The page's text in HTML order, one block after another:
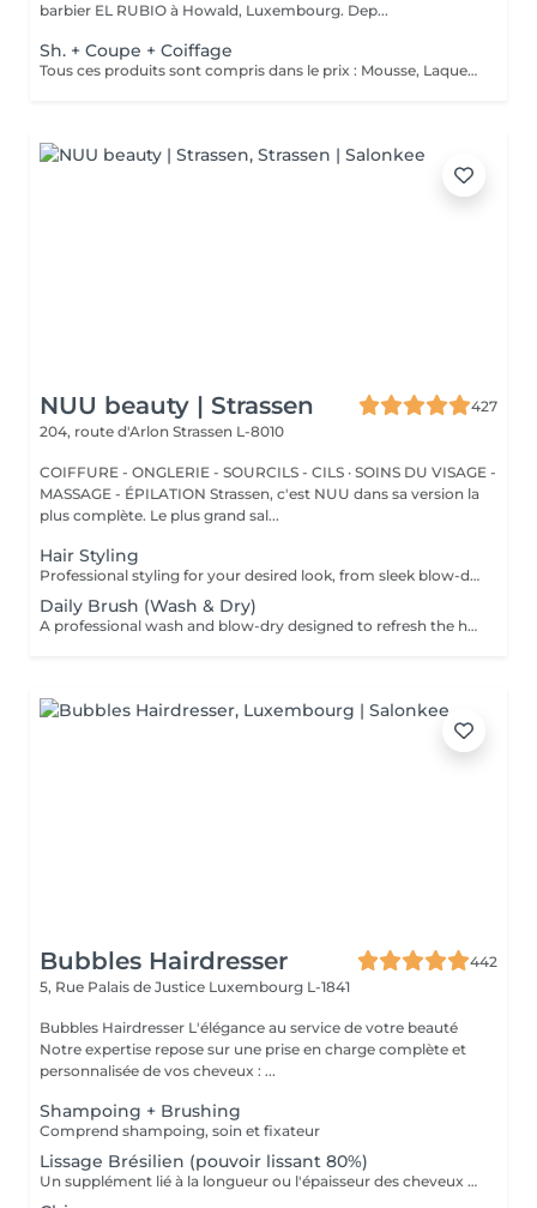
barbier EL RUBIO à Howald, Luxembourg. Dep...
Sh. + Coupe + Coiffage
Tous ces produits sont compris dans le prix : Mousse, Laque, Gel, Soin démêlant, Shampoing spécifique. Tous les produits que nous utilisons sont des produits de qualité professionnelle.
NUU beauty | Strassen
427
204, route d'Arlon Strassen L-8010
COIFFURE - ONGLERIE - SOURCILS - CILS · SOINS DU VISAGE -
MASSAGE - ÉPILATION Strassen, c'est NUU dans sa version la
plus complète. Le plus grand sal...
Hair Styling
Professional styling for your desired look, from sleek blow-dries to curls or waves. We start with a gentle wash in our comfortable Maletti chair, followed by blow-drying, straightening, or tonging. What we use: Dyson Pro tools that protect hair from excessive heat for a sleek finish. La Biosthétique products offer holistic care with natural ingredients for nourished hair and scalp. Brushes are sanitised via Sibel equipment to remove buildup and reduce bacteria for top hygiene. Simple, Moderate, Complex This grading reflects your hair's individual characteristics, such as texture, density, and length and is assessed by your hairdresser at the start of your visit. Not sure which to choose? We recommend booking Complex. The price will be adjusted after your consultation. Note: This is not related to the difficulty of haircuts or timing.
Daily Brush (Wash & Dry)
A professional wash and blow-dry designed to refresh the hair and leave it clean, smooth, and naturally polished. The service includes hair washing and drying with a hair dryer, creating a soft, effortless finish without structured styling. What we use: Dyson Pro tools that protect hair from excessive heat for a sleek finish. La Biosthétique products offer holistic care with natural ingredients for nourished hair and scalp. Brushes are sanitised via Sibel equipment to remove buildup and reduce bacteria for top hygiene. Simple, Moderate, Complex This grading reflects your hair's individual characteristics, such as texture, density, and length and is assessed by your hairdresser at the start of your visit. Not sure which to choose? We recommend booking Complex. The price will be adjusted after your consultation. Note: This is not related to the difficulty of haircuts or timing.
Bubbles Hairdresser
442
5, Rue Palais de Justice Luxembourg L-1841
Bubbles Hairdresser L'élégance au service de votre beauté
Notre expertise repose sur une prise en charge complète et
personnalisée de vos cheveux : ...
Shampoing + Brushing
Comprend shampoing, soin et fixateur
Lissage Brésilien (pouvoir lissant 80%)
Un supplément lié à la longueur ou l'épaisseur des cheveux (30€ à 500€) pourra s'ajouter au tarif du lissage brésilien. Un diagnostique gratuit sera systématiquement proposé en amont.»